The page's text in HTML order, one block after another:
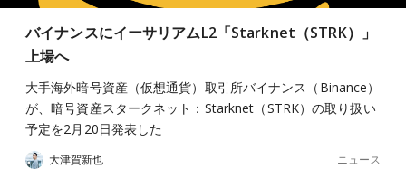
バイナンスにイーサリアムL2「Starknet（STRK）」
上場へ
大手海外暗号資産（仮想通貨）取引所バイナンス（Binance）
が、暗号資産スタークネット：Starknet（STRK）の取り扱い
予定を2月20日発表した
大津賀新也 ニュース